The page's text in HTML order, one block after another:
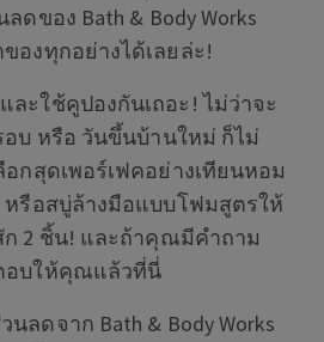
ดของ Bath & Body Works
องทุกอย่างได้เลยล่ะ!
ะใช้คูปองกันเถอะ! ไม่ว่าจะ
อบ หรือ วันขึ้นบ้านใหม่ ก็ไม่
กสุดเพอร์เฟคอย่างเทียนหอม
รือสบู่ล้างมือแบบโฟมสูตรให้
2 ชิ้น! และถ้าคุณมีคำถาม
อบให้คุณแล้วที่นี่
ลดจาก Bath & Body Works